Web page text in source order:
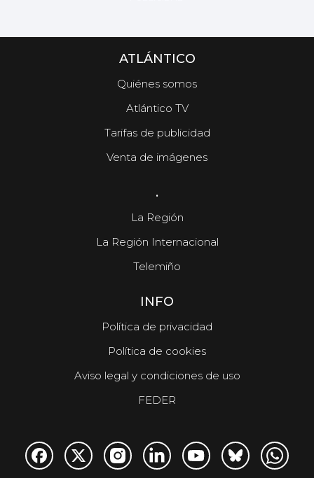
ATLÁNTICO
Quiénes somos
Atlántico TV
Tarifas de publicidad
Venta de imágenes
.
La Región
La Región Internacional
Telemiño
INFO
Política de privacidad
Política de cookies
Aviso legal y condiciones de uso
FEDER